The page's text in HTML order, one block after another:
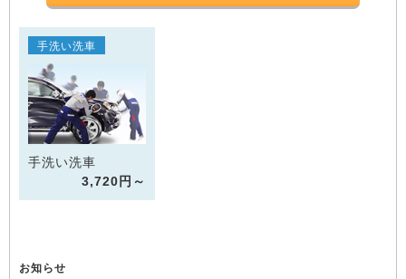
手洗い洗車
手洗い洗車
3,720円～
お知らせ